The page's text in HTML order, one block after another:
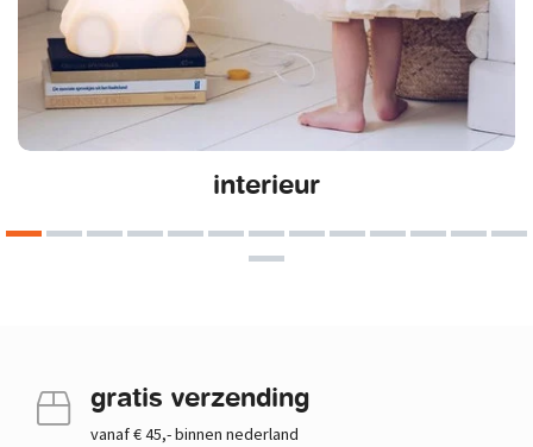
interieur
gratis verzending
vanaf € 45,- binnen nederland